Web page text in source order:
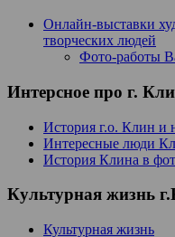
Онлайн-выставки
творческих людей
Фото-работы
Интерсное про г.
История г.о. Клин и
Интересные люди
История Клина в
Культурная жизнь
Культурная жизнь